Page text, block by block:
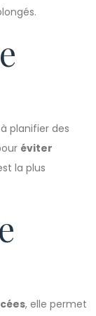
planifier des
éviter
la plus
, elle permet